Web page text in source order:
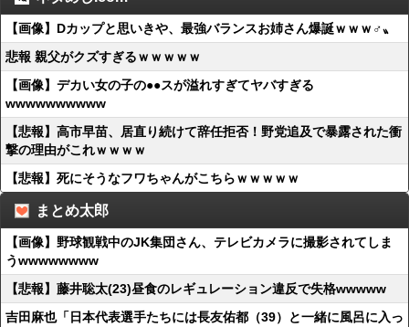
【画像】Dカップと思いきや、最強バランスお姉さん爆誕ｗｗｗ♂〟
悲報 親父がクズすぎるｗｗｗｗｗ
【画像】デカい女の子の●●スが溢れすぎてヤバすぎる
wwwwwwwwww
【悲報】高市早苗、居直り続けて辞任拒否！野党追及で暴露された衝
撃の理由がこれｗｗｗｗ
【悲報】死にそうなフワちゃんがこちらｗｗｗｗｗ
まとめ太郎
【画像】野球観戦中のJK集団さん、テレビカメラに撮影されてしま
うwwwwwwww
【悲報】藤井聡太(23)昼食のレギュレーション違反で失格wwwww
吉田麻也「日本代表選手たちには長友佑都（39）と一緒に風呂に入っ